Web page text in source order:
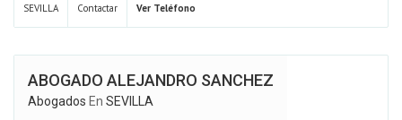
SEVILLA Contactar Ver Teléfono
ABOGADO ALEJANDRO SANCHEZ
Abogados En SEVILLA